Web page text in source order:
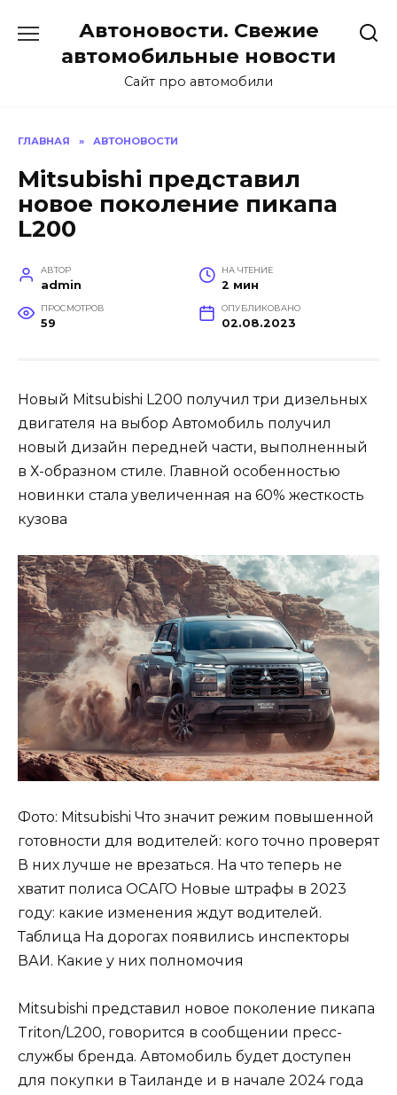
содержанию
Автоновости. Свежие
автомобильные новости
Сайт про автомобили
ГЛАВНАЯ » АВТОНОВОСТИ
Mitsubishi представил
новое поколение пикапа
L200
АВТОР
admin
НА ЧТЕНИЕ
2 мин
ПРОСМОТРОВ
59
ОПУБЛИКОВАНО
02.08.2023
Новый Mitsubishi L200 получил три дизельных
двигателя на выбор Автомобиль получил
новый дизайн передней части, выполненный
в Х-образном стиле. Главной особенностью
новинки стала увеличенная на 60% жесткость
кузова
Фото: Mitsubishi Что значит режим повышенной
готовности для водителей: кого точно проверят
В них лучше не врезаться. На что теперь не
хватит полиса ОСАГО Новые штрафы в 2023
году: какие изменения ждут водителей.
Таблица На дорогах появились инспекторы
ВАИ. Какие у них полномочия
Mitsubishi представил новое поколение пикапа
Triton/L200, говорится в сообщении пресс-
службы бренда. Автомобиль будет доступен
для покупки в Таиланде и в начале 2024 года